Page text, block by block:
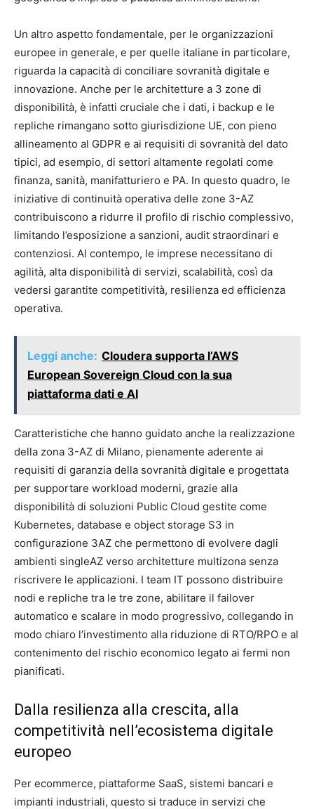
Un altro aspetto fondamentale, per le organizzazioni
europee in generale, e per quelle italiane in particolare,
riguarda la capacità di conciliare sovranità digitale e
innovazione. Anche per le architetture a 3 zone di
disponibilità, è infatti cruciale che i dati, i backup e le
repliche rimangano sotto giurisdizione UE, con pieno
allineamento al GDPR e ai requisiti di sovranità del dato
tipici, ad esempio, di settori altamente regolati come
finanza, sanità, manifatturiero e PA. In questo quadro, le
iniziative di continuità operativa delle zone 3-AZ
contribuiscono a ridurre il profilo di rischio complessivo,
limitando l’esposizione a sanzioni, audit straordinari e
contenziosi.​ Al contempo, le imprese necessitano di
agilità, alta disponibilità di servizi, scalabilità, così da
vedersi garantite competitività, resilienza ed efficienza
operativa.
Leggi anche: Cloudera supporta l’AWS
European Sovereign Cloud con la sua
piattaforma dati e AI
Caratteristiche che hanno guidato anche la realizzazione
della zona 3-AZ di Milano, pienamente aderente ai
requisiti di garanzia della sovranità digitale e progettata
per supportare workload moderni, grazie alla
disponibilità di soluzioni Public Cloud gestite come
Kubernetes, database e object storage S3 in
configurazione 3AZ che permettono di evolvere dagli
ambienti singleAZ verso architetture multizona senza
riscrivere le applicazioni. I team IT possono distribuire
nodi e repliche tra le tre zone, abilitare il failover
automatico e scalare in modo progressivo, collegando in
modo chiaro l’investimento alla riduzione di RTO/RPO e al
contenimento del rischio economico legato ai fermi non
pianificati.
Dalla resilienza alla crescita, alla
competitività nell’ecosistema digitale
europeo
Per ecommerce, piattaforme SaaS, sistemi bancari e
impianti industriali, questo si traduce in servizi che